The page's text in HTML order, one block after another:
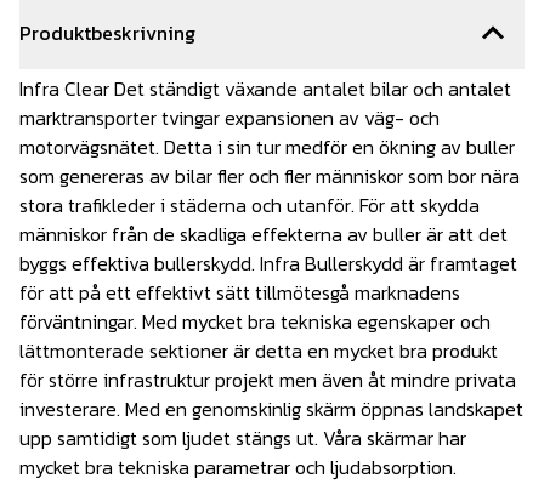
Produktbeskrivning
Infra Clear Det ständigt växande antalet bilar och antalet
marktransporter tvingar expansionen av väg- och
motorvägsnätet. Detta i sin tur medför en ökning av buller
som genereras av bilar fler och fler människor som bor nära
stora trafikleder i städerna och utanför. För att skydda
människor från de skadliga effekterna av buller är att det
byggs effektiva bullerskydd. Infra Bullerskydd är framtaget
för att på ett effektivt sätt tillmötesgå marknadens
förväntningar. Med mycket bra tekniska egenskaper och
lättmonterade sektioner är detta en mycket bra produkt
för större infrastruktur projekt men även åt mindre privata
investerare. Med en genomskinlig skärm öppnas landskapet
upp samtidigt som ljudet stängs ut. Våra skärmar har
mycket bra tekniska parametrar och ljudabsorption.